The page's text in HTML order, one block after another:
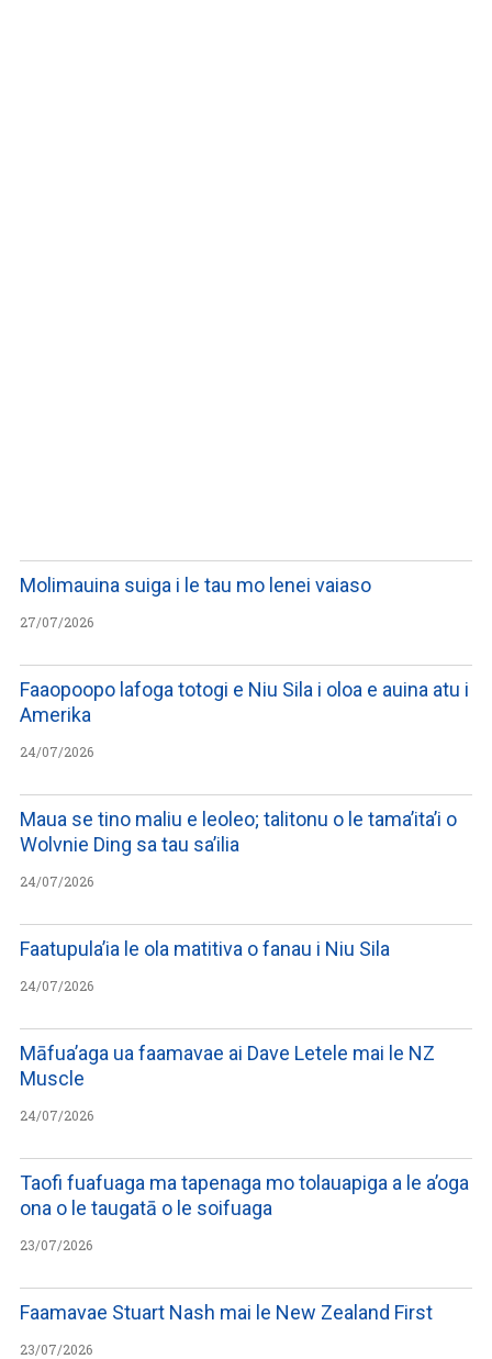
Molimauina suiga i le tau mo lenei vaiaso
27/07/2026
Faaopoopo lafoga totogi e Niu Sila i oloa e auina atu i
Amerika
24/07/2026
Maua se tino maliu e leoleo; talitonu o le tama’ita’i o
Wolvnie Ding sa tau sa’ilia
24/07/2026
Faatupula’ia le ola matitiva o fanau i Niu Sila
24/07/2026
Māfua’aga ua faamavae ai Dave Letele mai le NZ
Muscle
24/07/2026
Taofi fuafuaga ma tapenaga mo tolauapiga a le a’oga
ona o le taugatā o le soifuaga
23/07/2026
Faamavae Stuart Nash mai le New Zealand First
23/07/2026